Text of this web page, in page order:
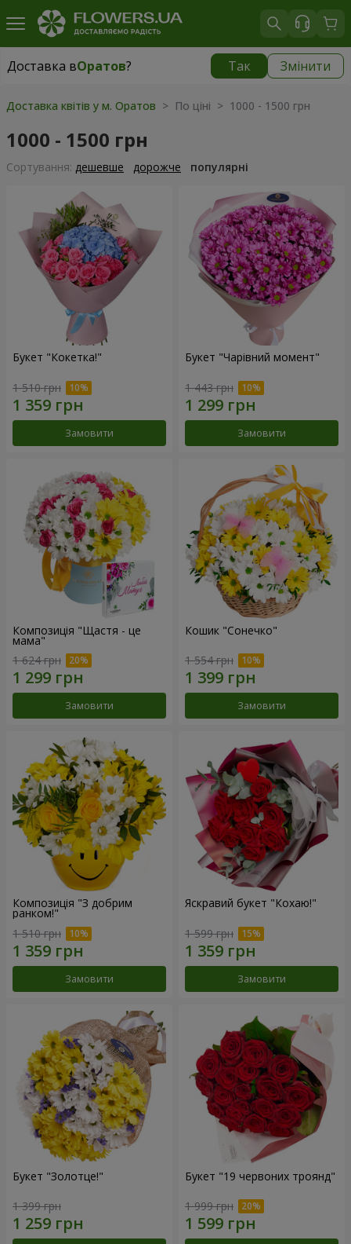
Доставка вОратов? Так Змінити
Доставка вОратов|
Доставка квітів у м. Оратов > По ціні > 1000 - 1500 грн
1000 - 1500 грн
Сортування: дешевше дорожче популярні
Букет "Кокетка!"
1 510 грн
Замовити
Букет "Чарівний момент"
1 443 грн
Замовити
Композиція "Щастя - це
мама"
1 624 грн
Замовити
Кошик "Сонечко"
1 554 грн
Замовити
Композиція "З добрим
ранком!"
1 510 грн
Замовити
Яскравий букет "Кохаю!"
1 599 грн
Замовити
Букет "Золотце!"
1 399 грн
Букет "19 червоних троянд"
1 999 грн